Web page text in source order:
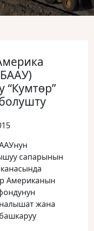
“Кумтɵр”
сапарынын
Американын
жана